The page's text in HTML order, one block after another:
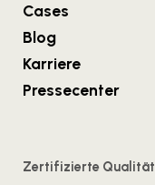
Cases
Blog
Karriere
Pressecenter
Zertifizierte Qualität